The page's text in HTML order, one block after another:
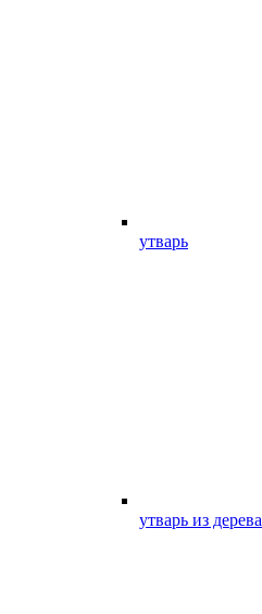
утварь
утварь из дерева